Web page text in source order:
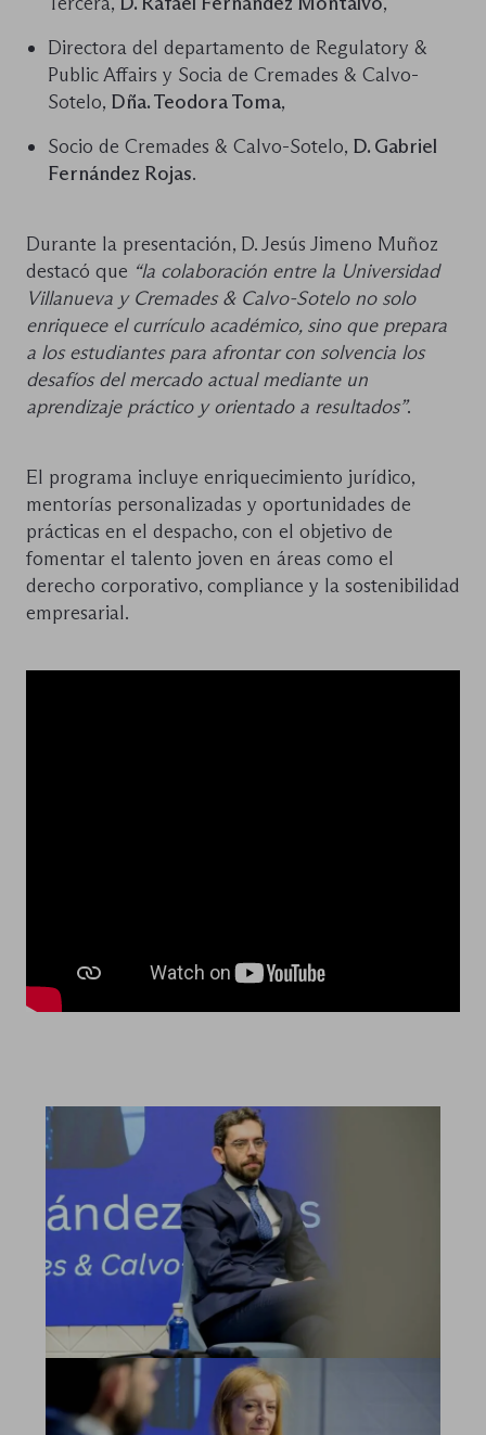
Directora del departamento de Regulatory &
Public Affairs y Socia de Cremades & Calvo-
Sotelo, Dña. Teodora Toma,
Socio de Cremades & Calvo-Sotelo, D. Gabriel
Fernández Rojas.
Durante la presentación, D. Jesús Jimeno Muñoz
destacó que “la colaboración entre la Universidad
Villanueva y Cremades & Calvo-Sotelo no solo
enriquece el currículo académico, sino que prepara
a los estudiantes para afrontar con solvencia los
desafíos del mercado actual mediante un
aprendizaje práctico y orientado a resultados”.
El programa incluye enriquecimiento jurídico,
mentorías personalizadas y oportunidades de
prácticas en el despacho, con el objetivo de
fomentar el talento joven en áreas como el
derecho corporativo, compliance y la sostenibilidad
empresarial.